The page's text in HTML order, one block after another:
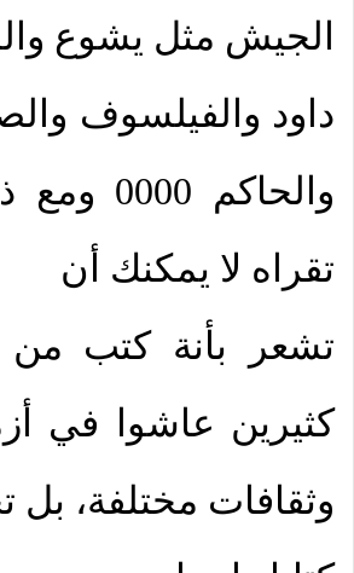
الجيش مثل يشوع
داود والفيلسوف
والحاكم
تقراه لا يمكنك أن
تشعر بأنة كتب
كثيرين عاشوا في
وثقافات مختلفة، بل